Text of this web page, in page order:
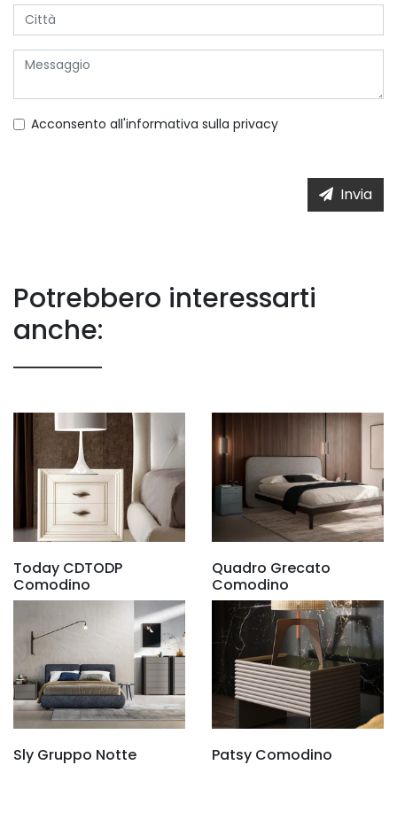
Acconsento all'informativa sulla privacy
Invia
Potrebbero interessarti
anche:
Today CDTODP
Comodino
Quadro Grecato
Comodino
Sly Gruppo Notte Patsy Comodino